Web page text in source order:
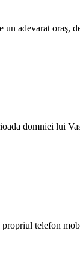
adevarat
domniei lui
propriul telefon